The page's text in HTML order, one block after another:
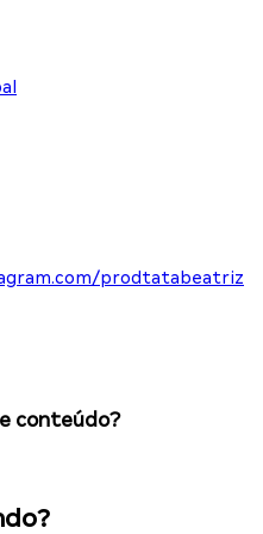
prodtatabeatriz
conteúdo?